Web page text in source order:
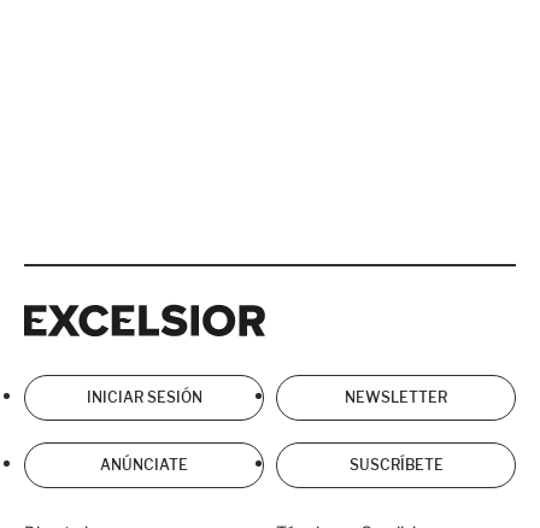
INICIAR SESIÓN NEWSLETTER
ANÚNCIATE SUSCRÍBETE